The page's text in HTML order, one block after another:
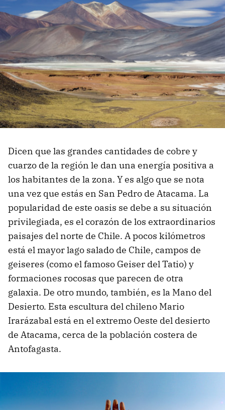
Dicen que las grandes cantidades de cobre y
cuarzo de la región le dan una energía positiva a
los habitantes de la zona. Y es algo que se nota
una vez que estás en San Pedro de Atacama. La
popularidad de este oasis se debe a su situación
privilegiada, es el corazón de los extraordinarios
paisajes del norte de Chile. A pocos kilómetros
está el mayor lago salado de Chile, campos de
geiseres (como el famoso Geiser del Tatio) y
formaciones rocosas que parecen de otra
galaxia. De otro mundo, también, es la Mano del
Desierto. Esta escultura del chileno Mario
Irarázabal está en el extremo Oeste del desierto
de Atacama, cerca de la población costera de
Antofagasta.